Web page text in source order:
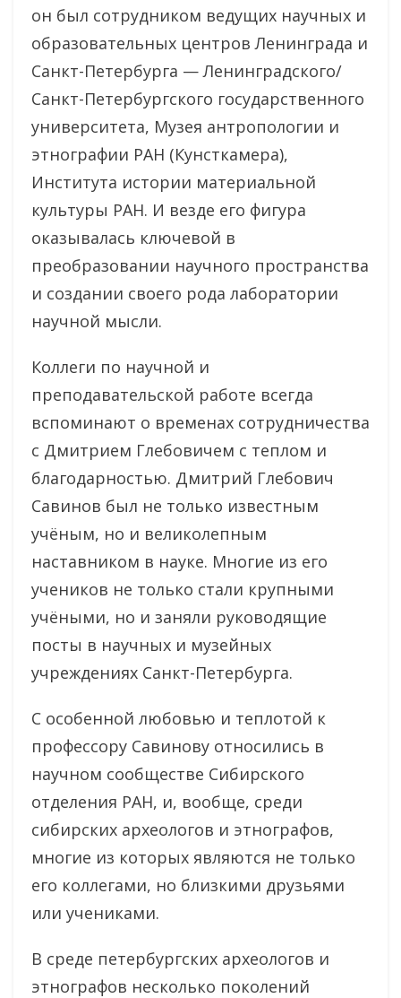
он был сотрудником ведущих научных и
образовательных центров Ленинграда и
Санкт-Петербурга — Ленинградского/
Санкт-Петербургского государственного
университета, Музея антропологии и
этнографии РАН (Кунсткамера),
Института истории материальной
культуры РАН. И везде его фигура
оказывалась ключевой в
преобразовании научного пространства
и создании своего рода лаборатории
научной мысли.
Коллеги по научной и
преподавательской работе всегда
вспоминают о временах сотрудничества
с Дмитрием Глебовичем с теплом и
благодарностью. Дмитрий Глебович
Савинов был не только известным
учëным, но и великолепным
наставником в науке. Многие из его
учеников не только стали крупными
учëными, но и заняли руководящие
посты в научных и музейных
учреждениях Санкт-Петербурга.
С особенной любовью и теплотой к
профессору Савинову относились в
научном сообществе Сибирского
отделения РАН, и, вообще, среди
сибирских археологов и этнографов,
многие из которых являются не только
его коллегами, но близкими друзьями
или учениками.
В среде петербургских археологов и
этнографов несколько поколений